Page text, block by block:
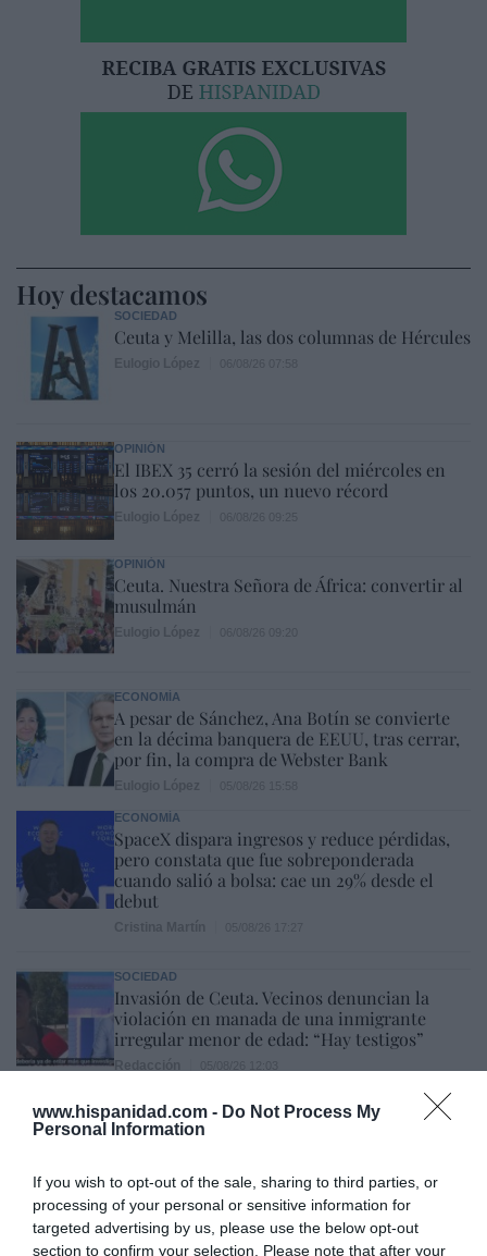
www.hispanidad.com - Do Not Process My
Personal Information
If you wish to opt-out of the sale, sharing to third parties, or
processing of your personal or sensitive information for
targeted advertising by us, please use the below opt-out
section to confirm your selection. Please note that after your
Hoy destacamos
SOCIEDAD
Ceuta y Melilla, las dos columnas de Hércules
OPINIÓN
El IBEX 35 cerró la sesión del miércoles en
los 20.057 puntos, un nuevo récord
OPINIÓN
Ceuta. Nuestra Señora de África: convertir al
musulmán
ECONOMÍA
A pesar de Sánchez, Ana Botín se convierte
en la décima banquera de EEUU, tras cerrar,
por fin, la compra de Webster Bank
ECONOMÍA
SpaceX dispara ingresos y reduce pérdidas,
pero constata que fue sobreponderada
cuando salió a bolsa: cae un 29% desde el
debut
SOCIEDAD
Invasión de Ceuta. Vecinos denuncian la
violación en manada de una inmigrante
irregular menor de edad: “Hay testigos”
Vuelta a la cordura. Reino Unido obligará a
que los aseos o vestuarios sean utilizados en
Rocío Orizaola 05/08/26 13:32